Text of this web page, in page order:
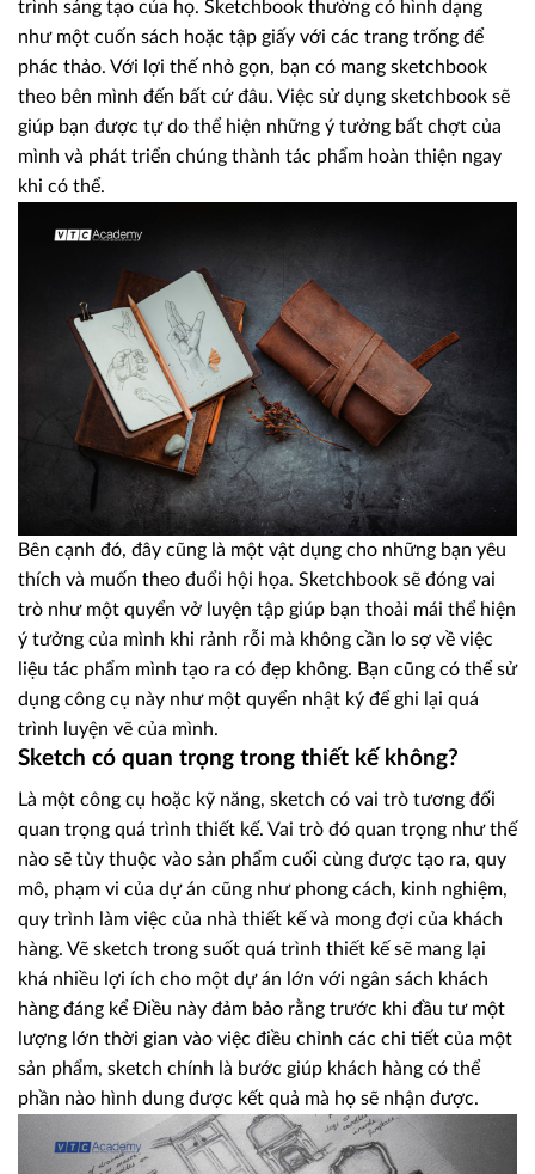
trình sáng tạo của họ. Sketchbook thường có hình dạng
như một cuốn sách hoặc tập giấy với các trang trống để
phác thảo. Với lợi thế nhỏ gọn, bạn có mang sketchbook
theo bên mình đến bất cứ đâu. Việc sử dụng sketchbook sẽ
giúp bạn được tự do thể hiện những ý tưởng bất chợt của
mình và phát triển chúng thành tác phẩm hoàn thiện ngay
khi có thể.
Bên cạnh đó, đây cũng là một vật dụng cho những bạn yêu
thích và muốn theo đuổi hội họa. Sketchbook sẽ đóng vai
trò như một quyển vở luyện tập giúp bạn thoải mái thể hiện
ý tưởng của mình khi rảnh rỗi mà không cần lo sợ về việc
liệu tác phẩm mình tạo ra có đẹp không. Bạn cũng có thể sử
dụng công cụ này như một quyển nhật ký để ghi lại quá
trình luyện vẽ của mình.
Sketch có quan trọng trong thiết kế không?
Là một công cụ hoặc kỹ năng, sketch có vai trò tương đối
quan trọng quá trình thiết kế. Vai trò đó quan trọng như thế
nào sẽ tùy thuộc vào sản phẩm cuối cùng được tạo ra, quy
mô, phạm vi của dự án cũng như phong cách, kinh nghiệm,
quy trình làm việc của nhà thiết kế và mong đợi của khách
hàng. Vẽ sketch trong suốt quá trình thiết kế sẽ mang lại
khá nhiều lợi ích cho một dự án lớn với ngân sách khách
hàng đáng kể Điều này đảm bảo rằng trước khi đầu tư một
lượng lớn thời gian vào việc điều chỉnh các chi tiết của một
sản phẩm, sketch chính là bước giúp khách hàng có thể
phần nào hình dung được kết quả mà họ sẽ nhận được.